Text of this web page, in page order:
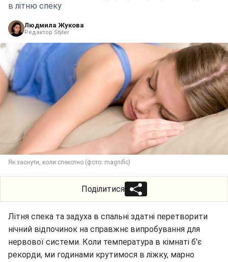
в літню спеку
Людмила Жукова
Редактор Styler
Як заснути, коли спекотно (фото: magnific)
Поділитися
Літня спека та задуха в спальні здатні перетворити
нічний відпочинок на справжнє випробування для
нервової системи. Коли температура в кімнаті б'є
рекорди, ми годинами крутимося в ліжку, марно